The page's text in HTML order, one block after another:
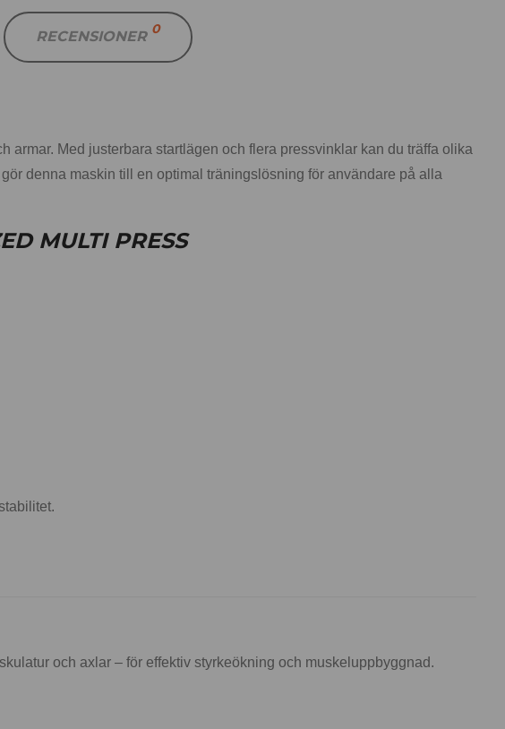
RECENSIONER 0
Med justerbara startlägen och flera pressvinklar kan du träffa olika
denna maskin till en optimal träningslösning för användare på alla
MULTI PRESS
och axlar – för effektiv styrkeökning och muskeluppbyggnad.